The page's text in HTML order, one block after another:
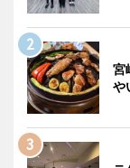
宮
や